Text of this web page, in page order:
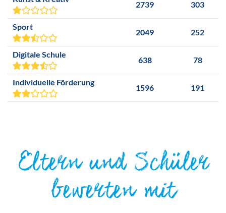
2739 303
Sport
2049 252
Digitale Schule
638 78
Individuelle Förderung
1596 191
Eltern und Schüler
bewerten mit